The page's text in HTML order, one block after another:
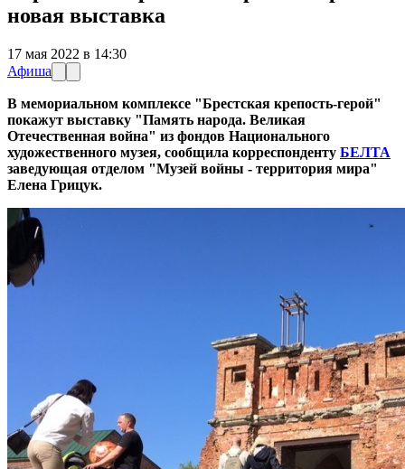
новая выставка
17 мая 2022 в 14:30
Афиша
В мемориальном комплексе "Брестская крепость-герой"
покажут выставку "Память народа. Великая
Отечественная война" из фондов Национального
художественного музея, сообщила корреспонденту БЕЛТА
заведующая отделом "Музей войны - территория мира"
Елена Грицук.